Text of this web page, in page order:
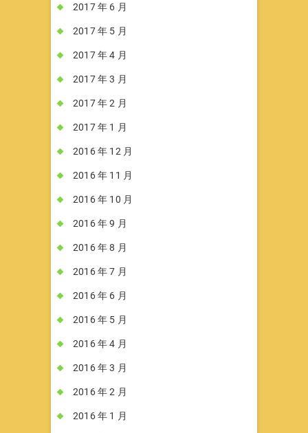
2017 年 6 月
2017 年 5 月
2017 年 4 月
2017 年 3 月
2017 年 2 月
2017 年 1 月
2016 年 12 月
2016 年 11 月
2016 年 10 月
2016 年 9 月
2016 年 8 月
2016 年 7 月
2016 年 6 月
2016 年 5 月
2016 年 4 月
2016 年 3 月
2016 年 2 月
2016 年 1 月